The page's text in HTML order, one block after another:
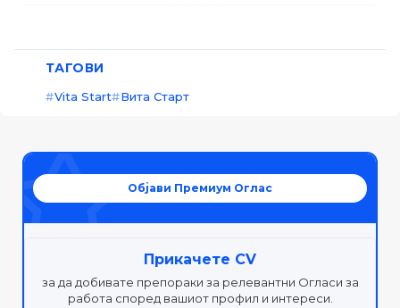
ТАГОВИ
Vita Start Вита Старт
Објави Премиум Оглас
Прикачете CV
за да добивате препораки за релевантни Огласи за
работа според вашиот профил и интереси.